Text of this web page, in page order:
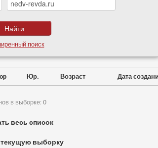
поиск
Юр. Возраст Дата
в выборке: 0
весь список
текущую выборку